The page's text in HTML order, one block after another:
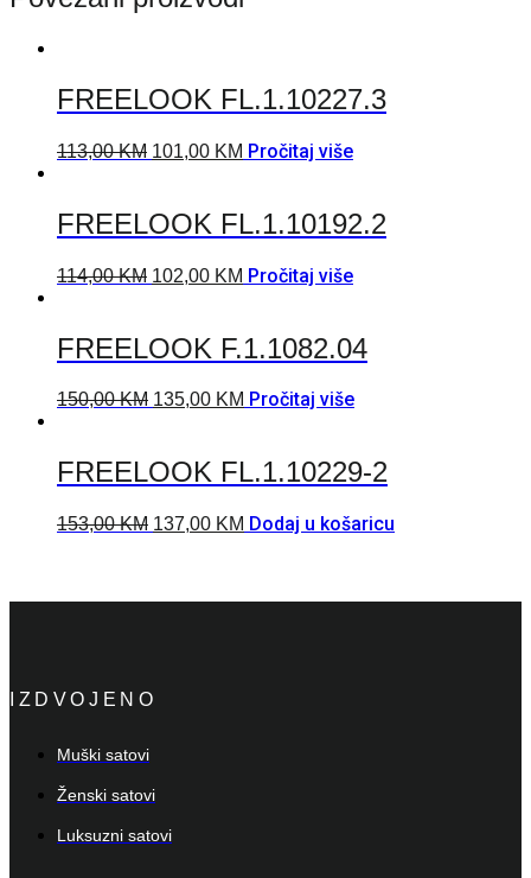
FREELOOK FL.1.10227.3
113,00KM 101,00 KM Pročitaj više
FREELOOK FL.1.10192.2
114,00KM 102,00 KM Pročitaj više
FREELOOK F.1.1082.04
150,00KM 135,00 KM Pročitaj više
FREELOOK FL.1.10229-2
153,00KM 137,00 KM Dodaj u košaricu
IZDVOJENO
Muški satovi
Ženski satovi
Luksuzni satovi